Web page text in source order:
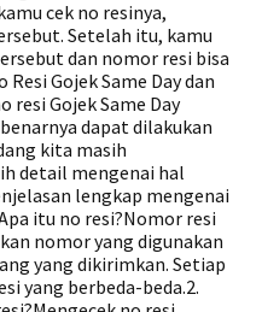
cek no resinya,
Setelah itu, kamu
dan nomor resi bisa
Gojek Same Day dan
resi Gojek Same Day
dapat dilakukan
kita masih
detail mengenai hal
lengkap mengenai
itu no resi?Nomor resi
nomor yang digunakan
yang dikirimkan. Setiap
yang berbeda-beda.2.